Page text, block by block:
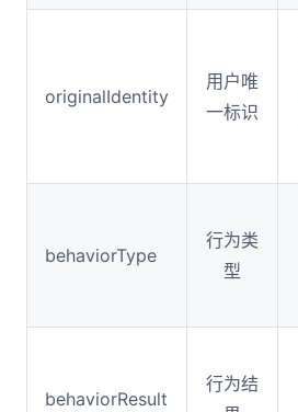
originalIdentity
用户唯
一标识
behaviorType
行为类
型
behaviorResult
行为结